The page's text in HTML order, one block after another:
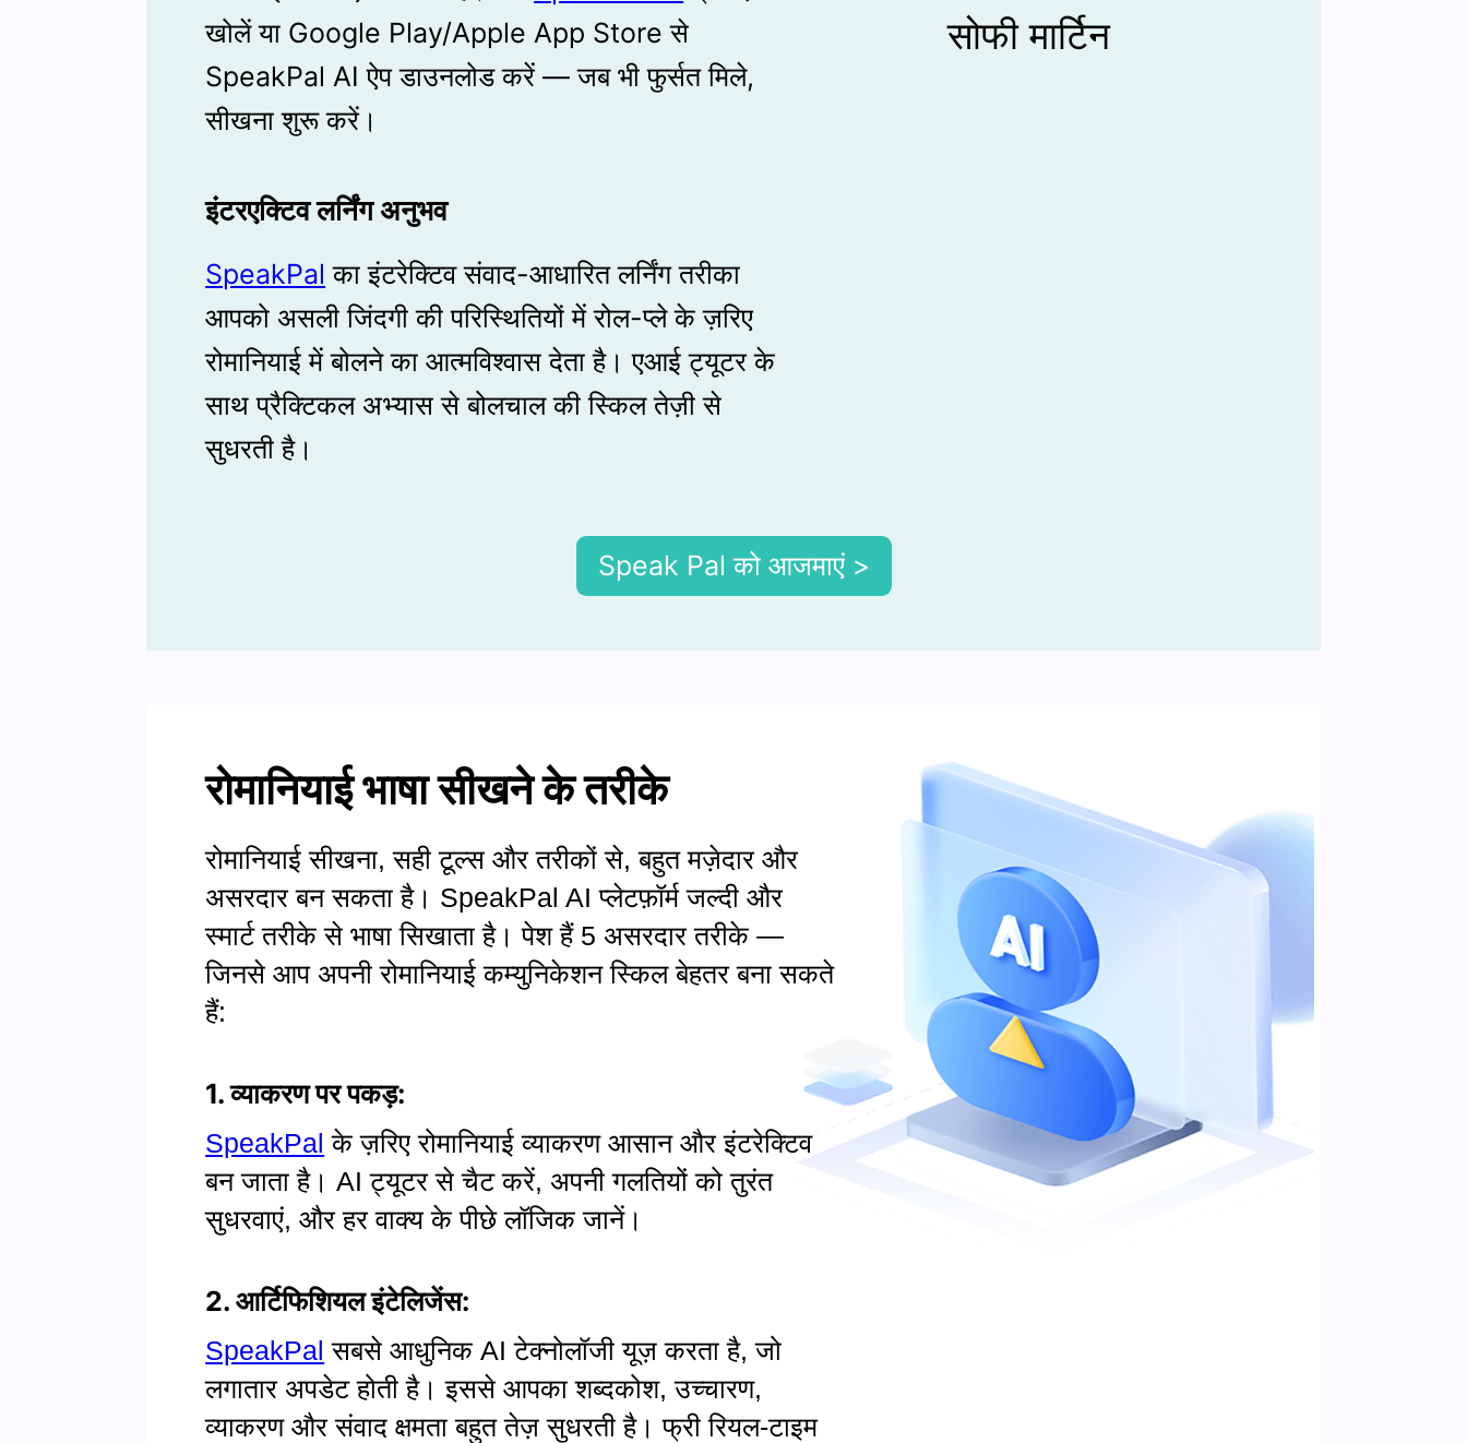
खोलें या Google Play/Apple App Store से
SpeakPal AI ऐप डाउनलोड करें — जब भी फुर्सत मिले,
सीखना शुरू करें।
इंटरएक्टिव लर्निंग अनुभव
SpeakPal का इंटरेक्टिव संवाद-आधारित लर्निंग तरीका
आपको असली जिंदगी की परिस्थितियों में रोल-प्ले के ज़रिए
रोमानियाई में बोलने का आत्मविश्वास देता है। एआई ट्यूटर के
साथ प्रैक्टिकल अभ्यास से बोलचाल की स्किल तेज़ी से
सुधरती है।
सोफी मार्टिन
Speak Pal को आजमाएं >
रोमानियाई भाषा सीखने के तरीके
रोमानियाई सीखना, सही टूल्स और तरीकों से, बहुत मज़ेदार और
असरदार बन सकता है। SpeakPal AI प्लेटफ़ॉर्म जल्दी और
स्मार्ट तरीके से भाषा सिखाता है। पेश हैं 5 असरदार तरीके —
जिनसे आप अपनी रोमानियाई कम्युनिकेशन स्किल बेहतर बना सकते
हैं:
1. व्याकरण पर पकड़:
SpeakPal के ज़रिए रोमानियाई व्याकरण आसान और इंटरेक्टिव
बन जाता है। AI ट्यूटर से चैट करें, अपनी गलतियों को तुरंत
सुधरवाएं, और हर वाक्य के पीछे लॉजिक जानें।
2. आर्टिफिशियल इंटेलिजेंस:
SpeakPal सबसे आधुनिक AI टेक्नोलॉजी यूज़ करता है, जो
लगातार अपडेट होती है। इससे आपका शब्दकोश, उच्चारण,
व्याकरण और संवाद क्षमता बहुत तेज़ सुधरती है। फ्री रियल-टाइम